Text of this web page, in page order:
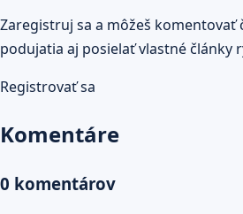
Zaregistruj sa a môžeš komentovať
podujatia aj posielať vlastné články
Registrovať sa
Komentáre
0 komentárov